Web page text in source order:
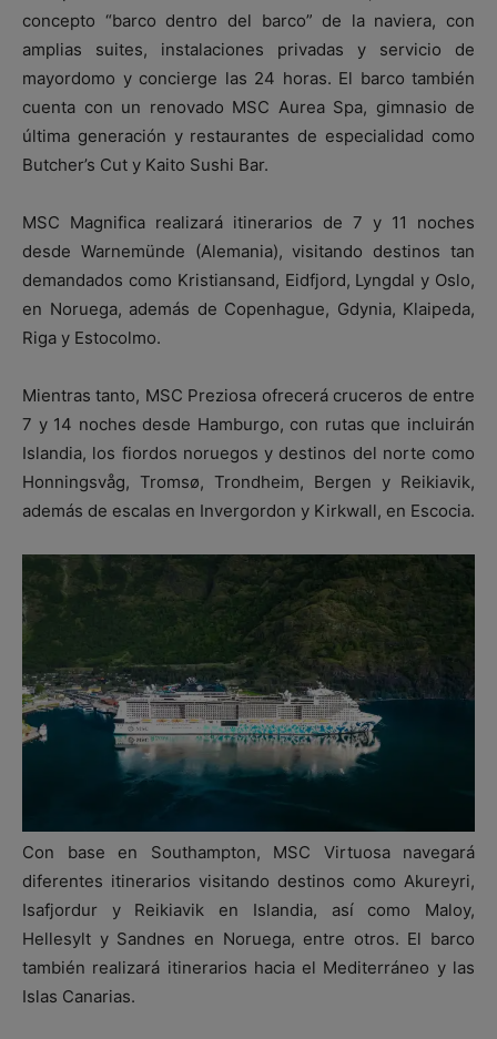
concepto “barco dentro del barco” de la naviera, con
amplias suites, instalaciones privadas y servicio de
mayordomo y concierge las 24 horas. El barco también
cuenta con un renovado MSC Aurea Spa, gimnasio de
última generación y restaurantes de especialidad como
Butcher’s Cut y Kaito Sushi Bar.
MSC Magnifica realizará itinerarios de 7 y 11 noches
desde Warnemünde (Alemania), visitando destinos tan
demandados como Kristiansand, Eidfjord, Lyngdal y Oslo,
en Noruega, además de Copenhague, Gdynia, Klaipeda,
Riga y Estocolmo.
Mientras tanto, MSC Preziosa ofrecerá cruceros de entre
7 y 14 noches desde Hamburgo, con rutas que incluirán
Islandia, los fiordos noruegos y destinos del norte como
Honningsvåg, Tromsø, Trondheim, Bergen y Reikiavik,
además de escalas en Invergordon y Kirkwall, en Escocia.
Con base en Southampton, MSC Virtuosa navegará
diferentes itinerarios visitando destinos como Akureyri,
Isafjordur y Reikiavik en Islandia, así como Maloy,
Hellesylt y Sandnes en Noruega, entre otros. El barco
también realizará itinerarios hacia el Mediterráneo y las
Islas Canarias.